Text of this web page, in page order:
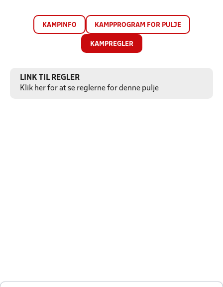
KAMPINFO KAMPPROGRAM FOR PULJE
KAMPREGLER
LINK TIL REGLER
Klik her for at se reglerne for denne pulje